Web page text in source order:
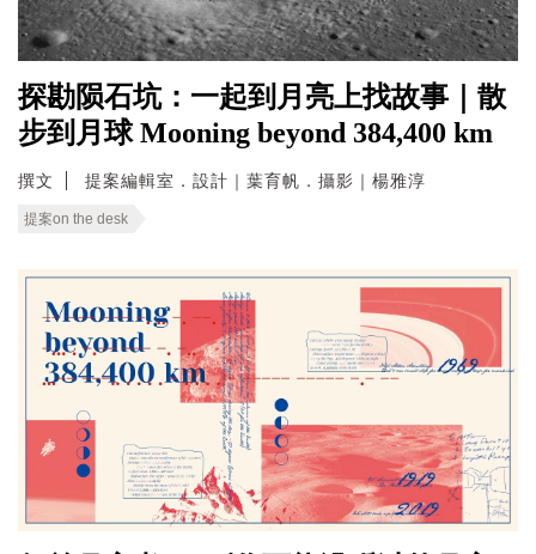
探勘陨石坑：一起到月亮上找故事｜散
步到月球 Mooning beyond 384,400 km
撰文 提案編輯室．設計｜葉育帆．攝影｜楊雅淳
提案on the desk